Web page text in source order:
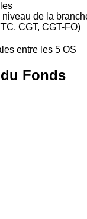
de la
CGT, CGT-FO)
entre les 5 OS
Fonds